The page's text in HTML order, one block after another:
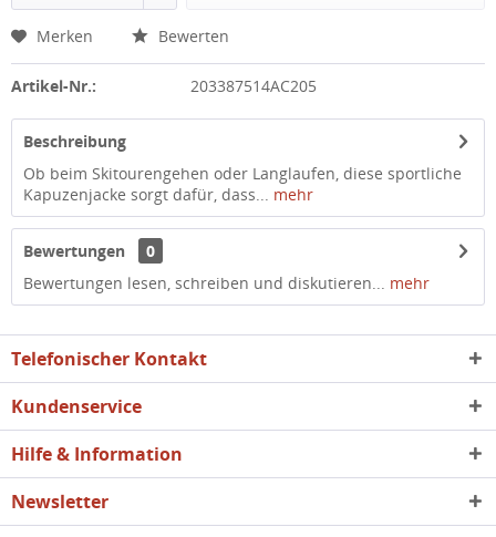
Merken Bewerten
Artikel-Nr.: 203387514AC205
Beschreibung
Ob beim Skitourengehen oder Langlaufen, diese sportliche
Kapuzenjacke sorgt dafür, dass... mehr
Bewertungen
0
Bewertungen lesen, schreiben und diskutieren... mehr
Telefonischer Kontakt
Kundenservice
Hilfe & Information
Newsletter